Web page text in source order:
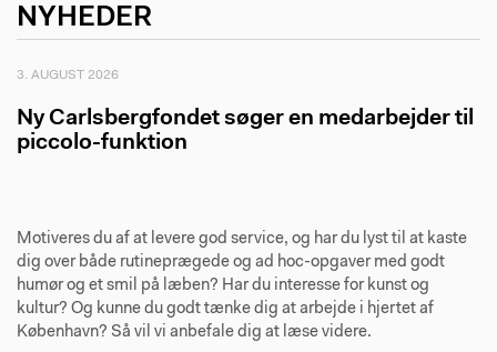
NYHEDER
3. AUGUST 2026
Ny Carlsbergfondet søger en medarbejder til
piccolo-funktion
Motiveres du af at levere god service, og har du lyst til at kaste
dig over både rutineprægede og ad hoc-opgaver med godt
humør og et smil på læben? Har du interesse for kunst og
kultur? Og kunne du godt tænke dig at arbejde i hjertet af
København? Så vil vi anbefale dig at læse videre.